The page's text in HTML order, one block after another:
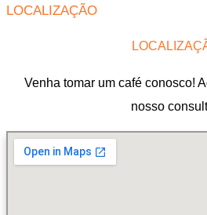
LOCALIZAÇÃO
Venha tomar um café conosco!
nosso